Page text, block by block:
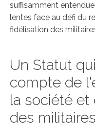
suffisamment
lentes face au défi du
fidélisation des
Un Statut
compte de
la société
des militaires